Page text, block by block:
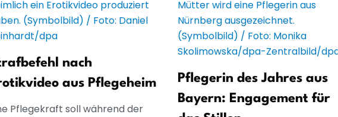
nach
aus Pflegeheim
Pflegekraft soll während der
Pflegerin des Jahres aus
Bayern: Engagement für